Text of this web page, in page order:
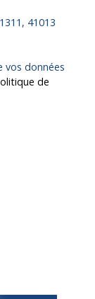
41013
vos données
de